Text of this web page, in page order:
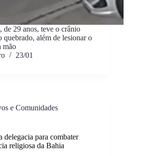
de 29 anos, teve o crânio
além de lesionar o
mão
23/01
e Comunidades
delegacia para combater
religiosa da Bahia